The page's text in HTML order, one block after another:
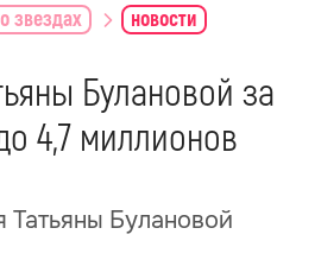
звездах новости
Булановой за
4,7 миллионов
Татьяны Булановой